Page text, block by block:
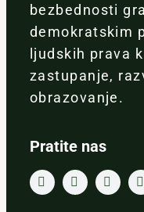
bezbednosti
demokratskim
ljudskih prava
zastupanje,
obrazovanje.
Pratite nas